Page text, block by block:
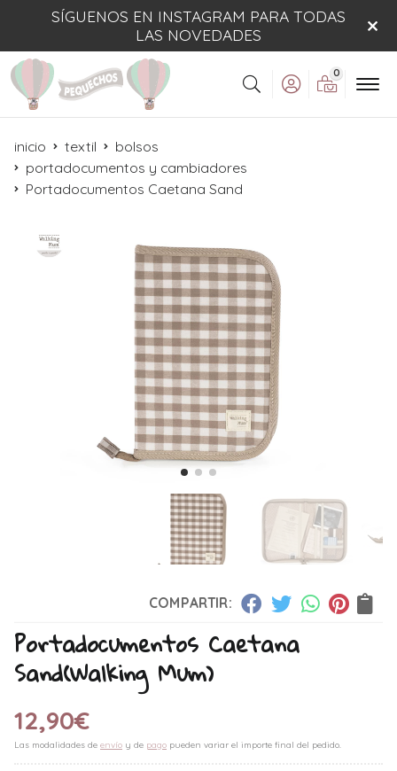
SÍGUENOS EN INSTAGRAM PARA TODAS
LAS NOVEDADES
Buscar
0
inicio textil
bolsos
portadocumentos y cambiadores
Portadocumentos Caetana Sand
COMPARTIR:
Portadocumentos Caetana
Sand(Walking Mum)
12,90€
Las modalidades de envío y de pago pueden variar el importe final del pedido.